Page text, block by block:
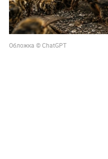
Обложка © ChatGPT